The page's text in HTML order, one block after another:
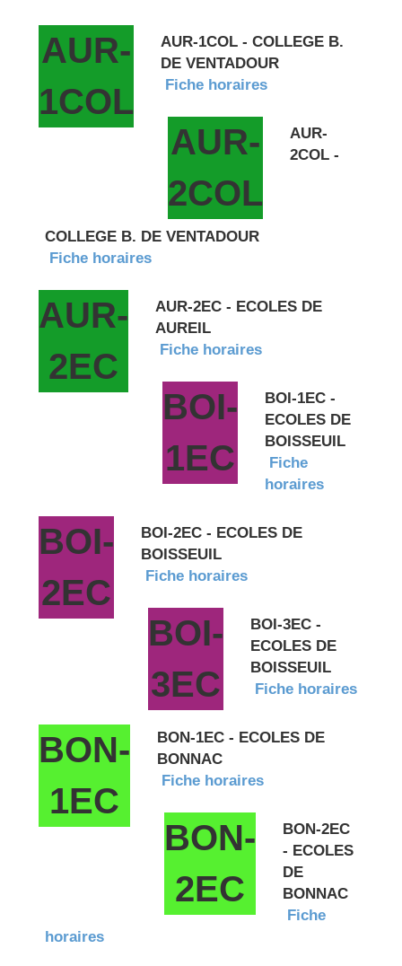
AUR-
1COL
AUR-1COL - COLLEGE B.
DE VENTADOUR
Fiche horaires
AUR-
2COL
AUR-
2COL -
COLLEGE B. DE VENTADOUR
Fiche horaires
AUR-
2EC
AUR-2EC - ECOLES DE
AUREIL
Fiche horaires
BOI-
1EC
BOI-1EC -
ECOLES DE
BOISSEUIL
Fiche
horaires
BOI-
2EC
BOI-2EC - ECOLES DE
BOISSEUIL
Fiche horaires
BOI-
3EC
BOI-3EC -
ECOLES DE
BOISSEUIL
Fiche horaires
BON-
1EC
BON-1EC - ECOLES DE
BONNAC
Fiche horaires
BON-
2EC
BON-2EC
- ECOLES
DE
BONNAC
Fiche
horaires